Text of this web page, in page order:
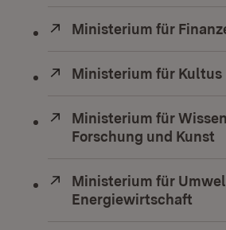
Extern:
Ministerium für
Extern:
Ministerium für Kultus
Extern:
Ministerium für
Forschung und Kunst
Extern:
Ministerium für
Energiewirtschaft